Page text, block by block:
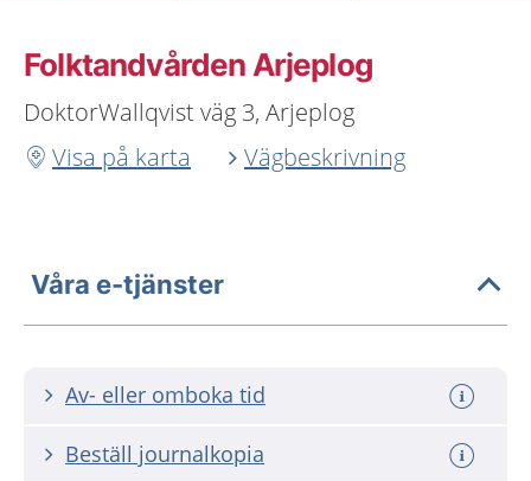
Folktandvården Arjeplog
DoktorWallqvist väg 3, Arjeplog
Visa på karta
Vägbeskrivning
Våra e-tjänster
Av- eller omboka tid
Beställ journalkopia